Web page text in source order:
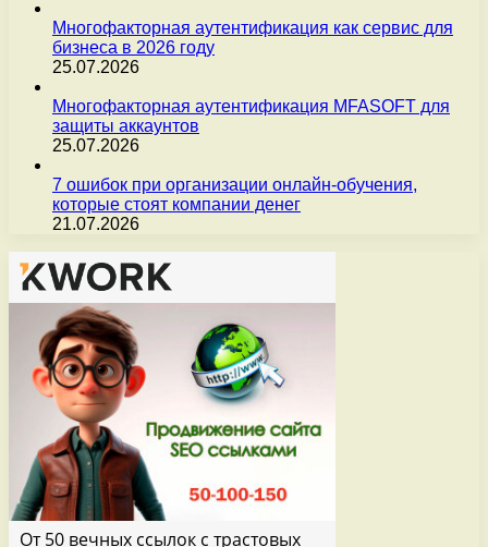
Многофакторная аутентификация как сервис для
бизнеса в 2026 году
25.07.2026
Многофакторная аутентификация MFASOFT для
защиты аккаунтов
25.07.2026
7 ошибок при организации онлайн-обучения,
которые стоят компании денег
21.07.2026